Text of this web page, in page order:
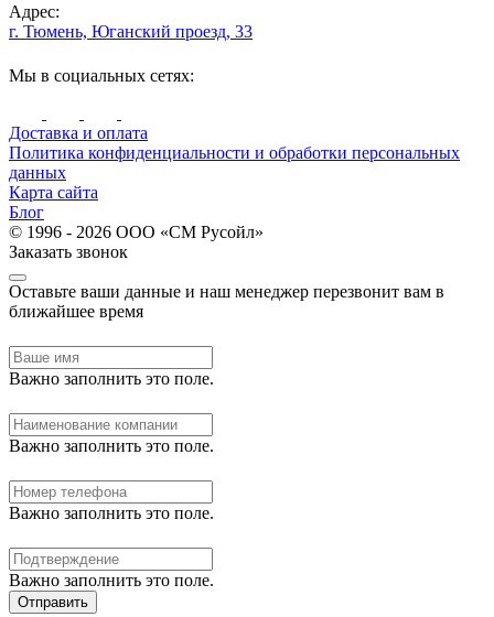
Адрес:
г. Тюмень, Юганский проезд, 33
Мы в социальных сетях:
Доставка и оплата
Политика конфиденциальности и обработки персональных
данных
Карта сайта
Блог
© 1996 - 2026 ООО «СМ Русойл»
Заказать звонок
Оставьте ваши данные и наш менеджер перезвонит вам в
ближайшее время
Важно заполнить это поле.
Важно заполнить это поле.
Важно заполнить это поле.
Важно заполнить это поле.
Отправить